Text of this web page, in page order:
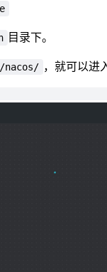
目录下。
，就可以进